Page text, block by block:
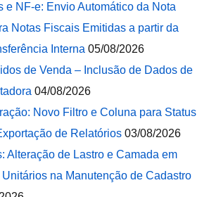
e NF-e: Envio Automático da Nota
Notas Fiscais Emitidas a partir da
Interna 05/08/2026
de Venda – Inclusão de Dados de
04/08/2026
Novo Filtro e Coluna para Status
de Relatórios 03/08/2026
Alteração de Lastro e Camada em
na Manutenção de Cadastro